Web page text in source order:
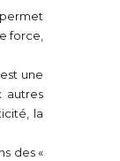
force,
une
autres
la
des «